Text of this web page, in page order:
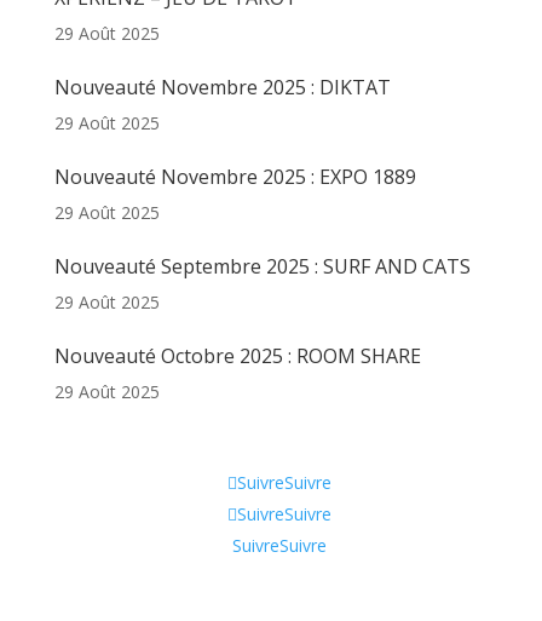
29 Août 2025
Nouveauté Novembre 2025 : DIKTAT
29 Août 2025
Nouveauté Novembre 2025 : EXPO 1889
29 Août 2025
Nouveauté Septembre 2025 : SURF AND CATS
29 Août 2025
Nouveauté Octobre 2025 : ROOM SHARE
29 Août 2025
SuivreSuivre
SuivreSuivre
SuivreSuivre